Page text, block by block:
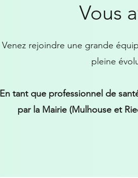
Vous
Venez rejoindre une grande
pleine
En tant que professionnel de
par la Mairie (Mulhouse et